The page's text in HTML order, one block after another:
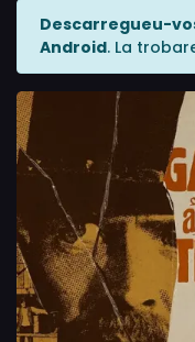
Descarregueu-
Android. La